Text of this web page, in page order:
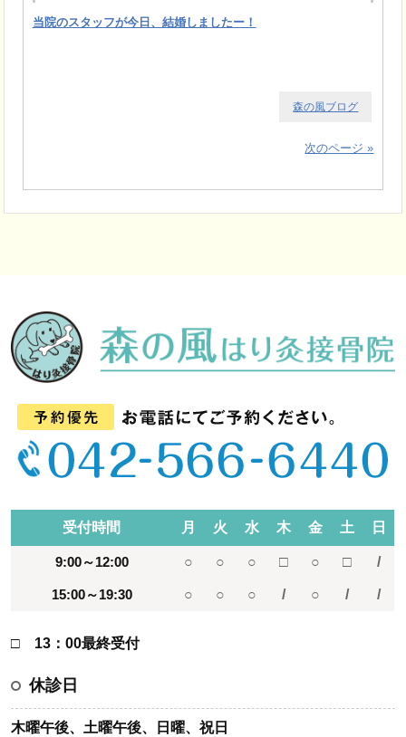
当院のスタッフが今日、結婚しましたー！
森の風ブログ
次のページ »
受付時間 月 火 水 木 金 土 日
9:00～12:00 ○ ○ ○ □ ○ □ /
15:00～19:30 ○ ○ ○ / ○ / /
□ 13：00最終受付
休診日
木曜午後、土曜午後、日曜、祝日